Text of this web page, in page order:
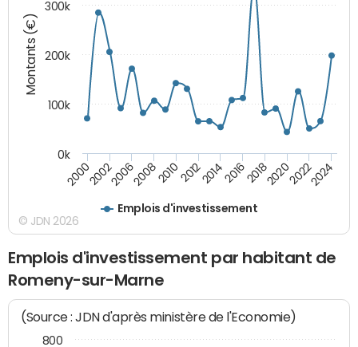
Montants (€)
Emplois d'investissement
200020022006200820102012201420162018202020222024
0k
100k
200k
300k
© JDN 2026
Emplois d'investissement par habitant de
Romeny-sur-Marne
(Source : JDN d'après ministère de l'Economie)
800